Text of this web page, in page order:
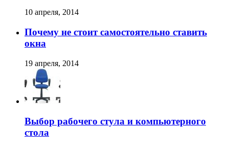
10 апреля, 2014
Почему не стоит самостоятельно ставить
окна
19 апреля, 2014
Выбор рабочего стула и компьютерного
стола